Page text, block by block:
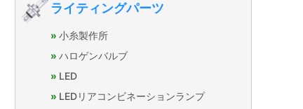
ライティングパーツ
小糸製作所
ハロゲンバルブ
LED
LEDリアコンビネーションランプ